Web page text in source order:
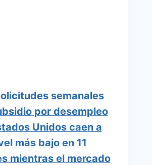
semanales
por desempleo
Unidos caen a
más bajo en 11
mientras el mercado